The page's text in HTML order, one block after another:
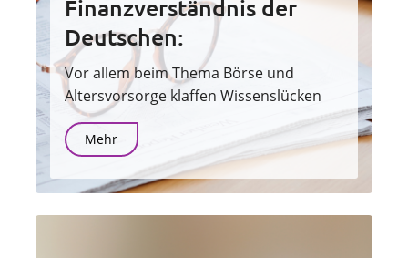
Finanzverständnis der
Deutschen:
Vor allem beim Thema Börse und
Altersvorsorge klaffen Wissenslücken
Mehr